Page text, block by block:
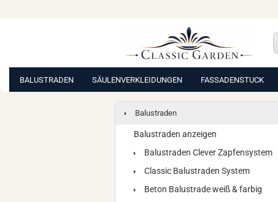
BALUSTRADEN SÄULENVERKLEIDUNGEN FASSADENSTUCK
Balustraden
Balustraden anzeigen
Balustraden Clever Zapfensystem
Classic Balustraden System
Beton Balustrade weiß & farbig